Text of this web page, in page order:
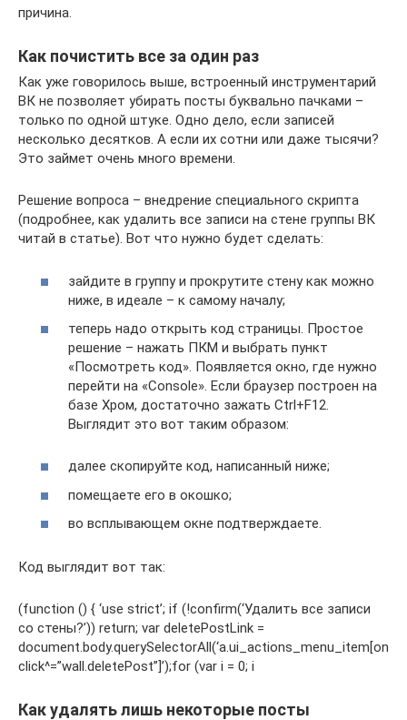
причина.
Как почистить все за один раз
Как уже говорилось выше, встроенный инструментарий
ВК не позволяет убирать посты буквально пачками –
только по одной штуке. Одно дело, если записей
несколько десятков. А если их сотни или даже тысячи?
Это займет очень много времени.
Решение вопроса – внедрение специального скрипта
(подробнее, как удалить все записи на стене группы ВК
читай в статье). Вот что нужно будет сделать:
зайдите в группу и прокрутите стену как можно
ниже, в идеале – к самому началу;
теперь надо открыть код страницы. Простое
решение – нажать ПКМ и выбрать пункт
«Посмотреть код». Появляется окно, где нужно
перейти на «Console». Если браузер построен на
базе Хром, достаточно зажать Ctrl+F12.
Выглядит это вот таким образом:
далее скопируйте код, написанный ниже;
помещаете его в окошко;
во всплывающем окне подтверждаете.
Код выглядит вот так:
(function () { ‘use strict’; if (!confirm(‘Удалить все записи
со стены?’)) return; var deletePostLink =
document.body.querySelectorAll(‘a.ui_actions_menu_item[on
click^=”wall.deletePost”]’);for (var i = 0; i
Как удалять лишь некоторые посты